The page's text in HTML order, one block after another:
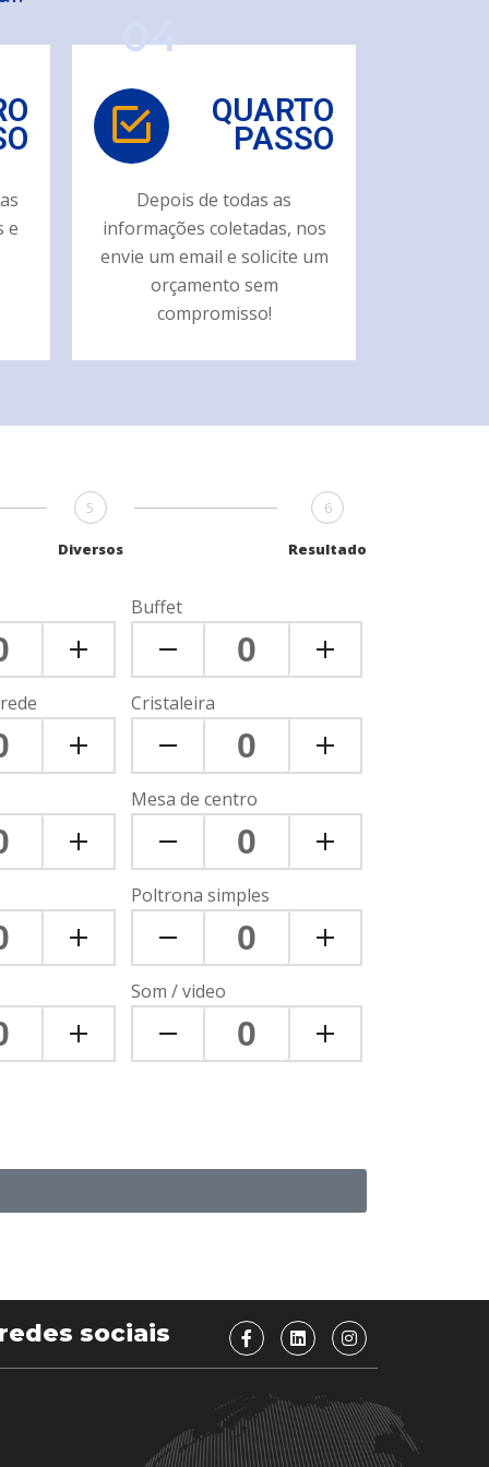
e
04
QUARTO
PASSO
Depois de todas as
informações coletadas, nos
envie um email e solicite um
orçamento sem
compromisso!
5
Diversos
6
Resultado
Buffet
Cristaleira
Mesa de centro
Poltrona simples
Som / video
sociais